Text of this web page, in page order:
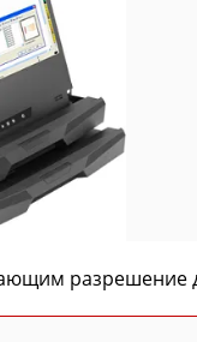
разрешение